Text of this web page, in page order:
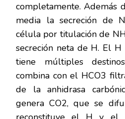
completamente. Además
media la secreción de
célula por titulación de
secreción neta de H. El
tiene múltiples
combina con el HCO3
de la anhidrasa
genera CO2, que se